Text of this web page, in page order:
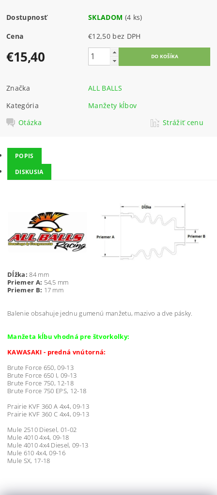
Dostupnosť SKLADOM (4 ks)
Cena €12,50 bez DPH
€15,40
Značka
ALL BALLS
Kategória
Manžety kĺbov
Otázka
Strážiť cenu
POPIS
DISKUSIA
Dĺžka: 84 mm
Priemer A: 54,5 mm
Priemer B: 17 mm
Balenie obsahuje jednu gumenú manžetu, mazivo a dve pásky.
Manžeta kĺbu vhodná pre štvorkolky:
KAWASAKI - predná vnútorná:
Brute Force 650, 09-13
Brute Force 650 I, 09-13
Brute Force 750, 12-18
Brute Force 750 EPS, 12-18
Prairie KVF 360 A 4x4, 09-13
Prairie KVF 360 C 4x4, 09-13
Mule 2510 Diesel, 01-02
Mule 4010 4x4, 09-18
Mule 4010 4x4 Diesel, 09-13
Mule 610 4x4, 09-16
Mule SX, 17-18